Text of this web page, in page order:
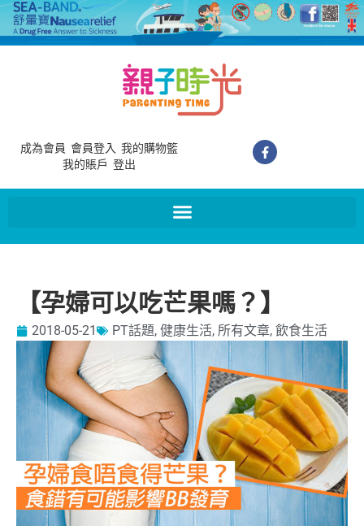
成為會員 會員登入 我的購物籃
我的賬戶 登出
【孕婦可以吃芒果嗎？】
2018-05-21 PT話題, 健康生活, 所有文章, 飲食生活